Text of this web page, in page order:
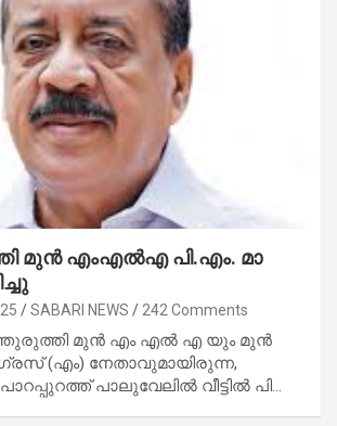
മു​ൻ‌ എം​എ​ൽ​എ പി.​എം. മാ​
SABARI NEWS 242 Comments
മുൻ എം എൽ എ യും മുൻ
(എം) നേതാവുമായിരുന്ന,
പാലുവേലിൽ വീട്ടിൽ പി…